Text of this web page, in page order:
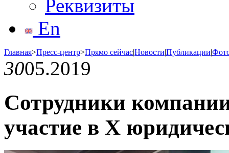
Реквизиты
En
Главная>Пресс-центр>Прямо сейчас|Новости|Публикации|
3005.2019
Сотрудники
участие в X